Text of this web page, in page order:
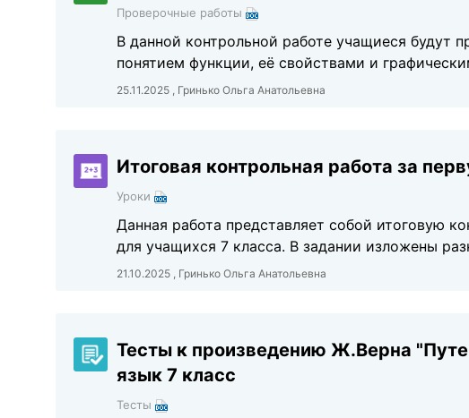
Проверочные работы
В данной контрольной работе учащиеся будут
понятием функции, её свойствами и
25.11.2025 , Гринько Ольга Анатольевна
Итоговая контрольная работа за
Уроки
Данная работа представляет собой итоговую
для учащихся 7 класса. В задании изложены
21.10.2025 , Гринько Ольга Анатольевна
Тесты к произведению Ж.Верна
язык 7 класс
Тесты